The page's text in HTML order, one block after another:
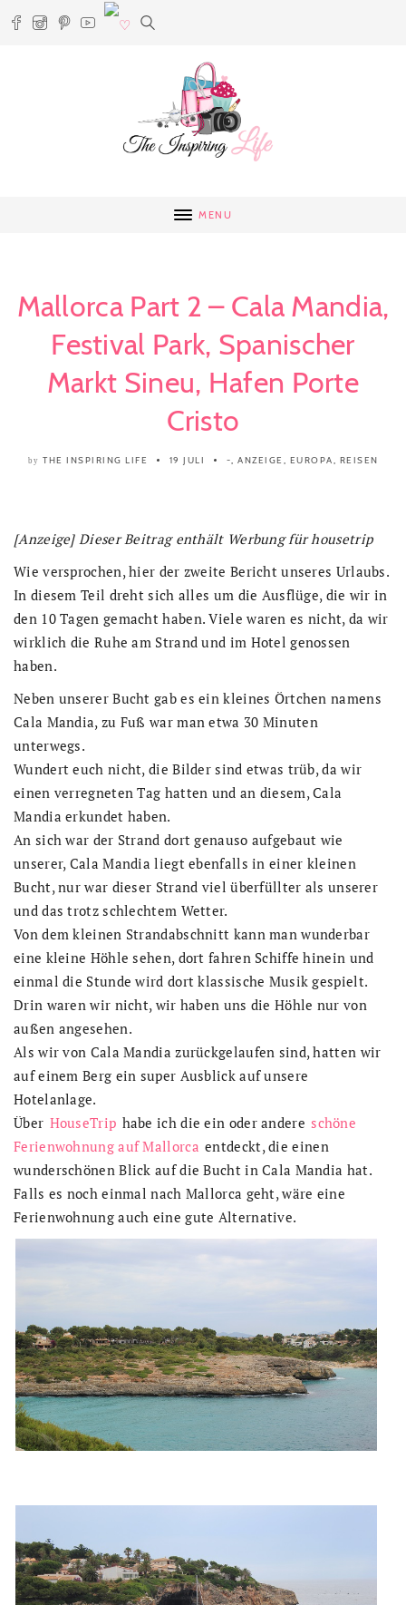
MENU
Mallorca Part 2 – Cala Mandia,
Festival Park, Spanischer
Markt Sineu, Hafen Porte
Cristo
by THE INSPIRING LIFE 19 JULI -, ANZEIGE , EUROPA, REISEN
[Anzeige] Dieser Beitrag enthält Werbung für housetrip
Wie versprochen, hier der zweite Bericht unseres Urlaubs.
In diesem Teil dreht sich alles um die Ausflüge, die wir in
den 10 Tagen gemacht haben. Viele waren es nicht, da wir
wirklich die Ruhe am Strand und im Hotel genossen
haben.
Neben unserer Bucht gab es ein kleines Örtchen namens
Cala Mandia, zu Fuß war man etwa 30 Minuten
unterwegs.
Wundert euch nicht, die Bilder sind etwas trüb, da wir
einen verregneten Tag hatten und an diesem, Cala
Mandia erkundet haben.
An sich war der Strand dort genauso aufgebaut wie
unserer, Cala Mandia liegt ebenfalls in einer kleinen
Bucht, nur war dieser Strand viel überfüllter als unserer
und das trotz schlechtem Wetter.
Von dem kleinen Strandabschnitt kann man wunderbar
eine kleine Höhle sehen, dort fahren Schiffe hinein und
einmal die Stunde wird dort klassische Musik gespielt.
Drin waren wir nicht, wir haben uns die Höhle nur von
außen angesehen.
Als wir von Cala Mandia zurückgelaufen sind, hatten wir
auf einem Berg ein super Ausblick auf unsere
Hotelanlage.
Über HouseTrip habe ich die ein oder andere schöne
Ferienwohnung auf Mallorca entdeckt, die einen
wunderschönen Blick auf die Bucht in Cala Mandia hat.
Falls es noch einmal nach Mallorca geht, wäre eine
Ferienwohnung auch eine gute Alternative.